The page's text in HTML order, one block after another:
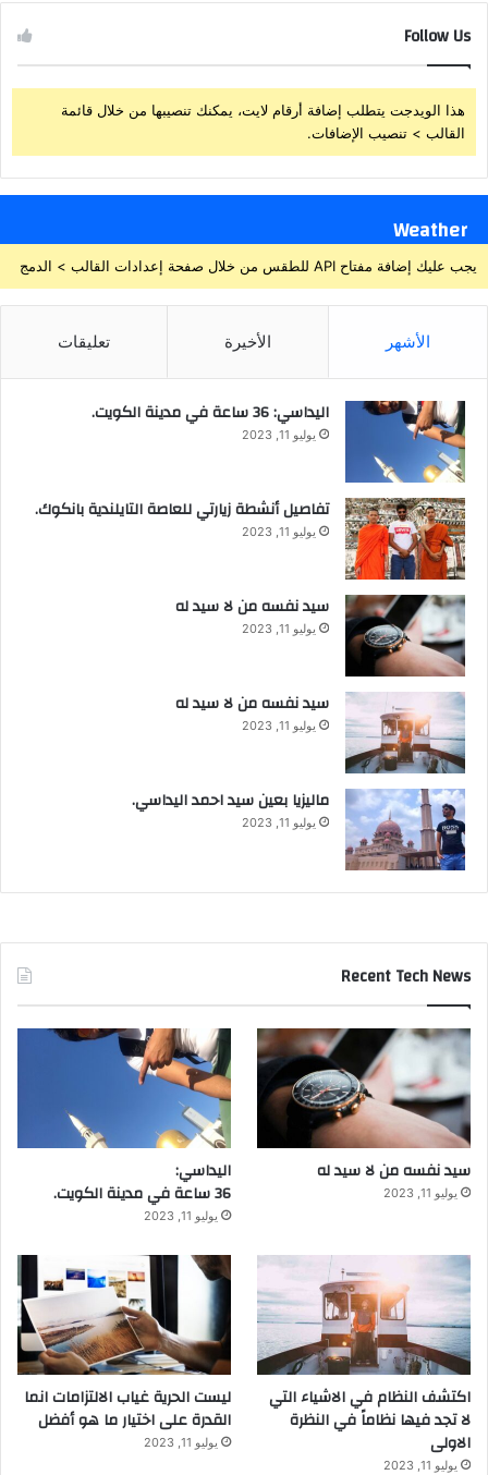
Follow Us
هذا الويدجت يتطلب إضافة أرقام لايت، يمكنك تنصيبها من خلال قائمة
القالب > تنصيب الإضافات.
Weather
يجب عليك إضافة مفتاح API للطقس من خلال صفحة إعدادات القالب > الدمج
الأشهر الأخيرة تعليقات
اليداسي: 36 ساعة في مدينة الكويت.
يوليو 11, 2023
تفاصيل أنشطة زيارتي للعاصة التايلندية بانكوك.
يوليو 11, 2023
سيد نفسه من لا سيد له
يوليو 11, 2023
سيد نفسه من لا سيد له
يوليو 11, 2023
ماليزيا بعين سيد احمد اليداسي.
يوليو 11, 2023
Recent Tech News
سيد نفسه من لا سيد له
يوليو 11, 2023
اليداسي:
36 ساعة في مدينة الكويت.
يوليو 11, 2023
اكتشف النظام في الاشياء التي
لا تجد فيها نظاماً في النظرة
الاولى
يوليو 11, 2023
ليست الحرية غياب الالتزامات انما
القدرة على اختيار ما هو أفضل
يوليو 11, 2023